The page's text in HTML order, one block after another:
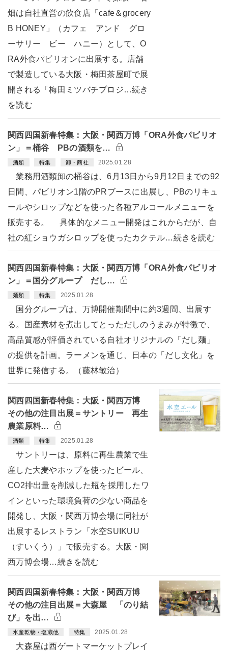
畑は自社直営の飲食店「cafe＆grocery
B HONEY」（カフェ アンド グロ
ーサリー ビー ハニー）として、O
RA外食パビリオンに出展する。店舗
で製造している大阪・梅田茶屋町で展
開される「梅田ミツバチプロジ…続き
を読む
関西四国新春特集：大阪・関西万博「ORA外食パビリオ
ン」＝桶谷 PBの酒類を…
酒類 特集 卸・商社 2025.01.28
業務用酒類卸の桶谷は、6月13日から9月12日までの92
日間、パビリオン1階のPRブースに出展し、PBのリキュ
ールやシロップなどを使った各種アルコールメニューを
販売する。 具体的なメニュー開発はこれからだが、自
社の紅ショウガシロップを使ったカクテル…続きを読む
関西四国新春特集：大阪・関西万博「ORA外食パビリオ
ン」＝国分グループ だし…
麺類 特集 2025.01.28
国分グループは、万博開催期間中に約3週間、出展す
る。国産素材を煮出してとっただしのうまみが特徴で、
高品質感が評価されている自社オリジナルの「だし麺」
の提供を計画。ラーメンを通じ、日本の「だし文化」を
世界に発信する。（藤林敏治）
関西四国新春特集：大阪・関西万博
その他の注目出展＝サントリー 再生
農業原料…
酒類 特集 2025.01.28
サントリーは、原料に再生農業で生
産した大麦やホップを使ったビール、
CO2排出量を削減した瓶を採用したワ
インといった環境負荷の少ない商品を
開発し、大阪・関西万博会場に同社が
出展するレストラン「水空SUIKUU
（すいくう）」で販売する。大阪・関
西万博会場…続きを読む
関西四国新春特集：大阪・関西万博
その他の注目出展＝大森屋 「のり結
び」を出…
水産乾物・塩蔵他 特集 2025.01.28
大森屋は西ゲートマーケットプレイ